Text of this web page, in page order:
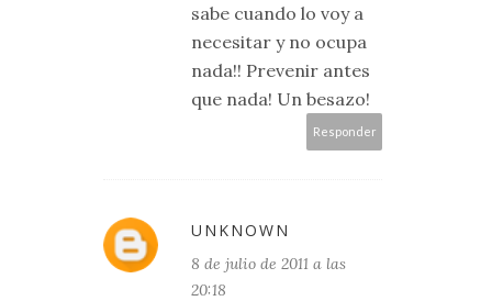
sabe cuando lo voy a
necesitar y no ocupa
nada!! Prevenir antes
que nada! Un besazo!
Responder
UNKNOWN
8 de julio de 2011 a las
20:18